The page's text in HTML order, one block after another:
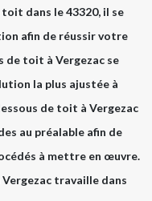
dans le 43320, il se
afin de réussir votre
de toit à Vergezac se
la plus ajustée à
de toit à Vergezac
au préalable afin de
à mettre en œuvre.
travaille dans